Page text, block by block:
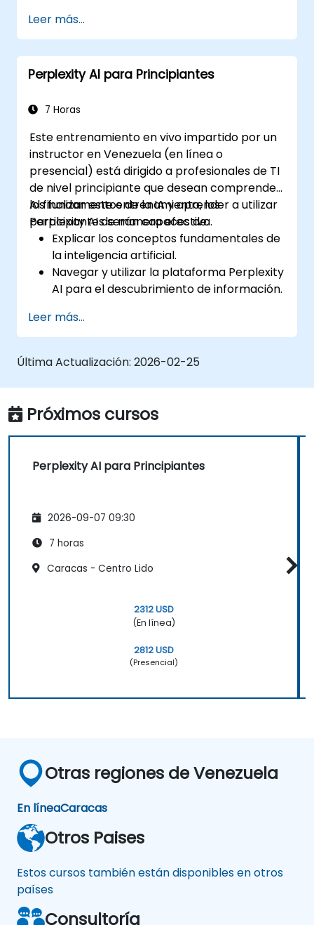
Utilizar Perplexity AI para evaluaciones
estudiantiles y retroalimentación.
Explorar el potencial de la IA en el
aprendizaje personalizado.
Leer más...
Perplexity AI para Principiantes
7 Horas
Este entrenamiento en vivo impartido por un
instructor en Venezuela (en línea o
presencial) está dirigido a profesionales de TI
de nivel principiante que desean comprender
los fundamentos de la IA y aprender a utilizar
Perplexity AI de manera efectiva.
Al finalizar este entrenamiento, los
participantes serán capaces de:
Explicar los conceptos fundamentales de
la inteligencia artificial.
Navegar y utilizar la plataforma Perplexity
AI para el descubrimiento de información.
escenarios del mundo real.
Comprender las consideraciones éticas y
los impactos sociales de las tecnologías
Leer más...
Última Actualización: 2026-02-25
Próximos cursos
Perplexity AI para Principiantes
2026-09-07 09:30
7 horas
Caracas - Centro Lido
2312 USD
(En línea)
2812 USD
(Presencial)
Otras regiones de Venezuela
En líneaCaracas
Otros Paises
Estos cursos también están disponibles en otros
países
Consultoría